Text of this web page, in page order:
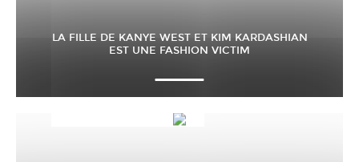
LA FILLE DE KANYE WEST ET KIM KARDASHIAN
EST UNE FASHION VICTIM